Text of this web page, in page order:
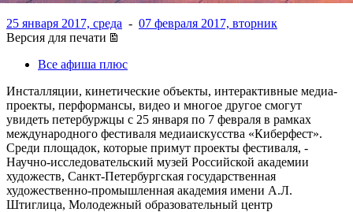
25 января 2017, среда - 07 февраля 2017, вторник
Версия для печати
Все афиша плюс
Инсталляции, кинетические объекты, интерактивные медиа-
проекты, перформансы, видео и многое другое смогут
увидеть петербуржцы с 25 января по 7 февраля в рамках
международного фестиваля медиаискусства «Киберфест».
Среди площадок, которые примут проекты фестиваля, -
Научно-исследовательский музей Российской академии
художеств, Санкт-Петербургская государственная
художественно-промышленная академия имени А.Л.
Штиглица, Молодежный образовательный центр